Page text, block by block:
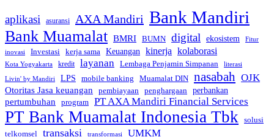
aplikasi asuransi AXA Mandiri Bank Mandiri
Bank Muamalat BMRI BUMN digital ekosistem Fitur
inovasi Investasi kerja sama Keuangan kinerja kolaborasi
Kota Yogyakarta kredit layanan Lembaga Penjamin Simpanan
literasi
Livin' by Mandiri
LPS mobile banking Muamalat DIN nasabah OJK
Otoritas Jasa keuangan pembiayaan penghargaan perbankan
pertumbuhan program PT AXA Mandiri Financial Services
PT Bank Muamalat Indonesia Tbk solusi
telkomsel transaksi transformasi UMKM